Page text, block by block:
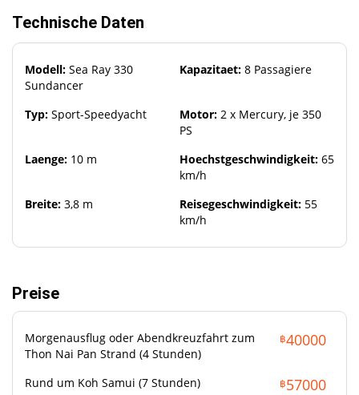
Komfortabel und praktisch
Die Yacht bietet Platz fuer 6 Personen, mit 2 Kabinen und
einer Kombuese. Das Boot verfuegt ueber 3 Kuehlschraenke,
2 Fernseher, 2 Duschkabinen, eine Toilette und eine gut
Yacht ist klimatisiert. Das Deck und die Innenkabine haben
Essbereiche mit komfortablen Sitzgelegenheiten. Am Bug
Plattform zum Schwimmen und ein bequemes Sofa fuer die
Was mitzubringen ist
Badebekleidung
Technische Daten
Modell: Sea Ray 330
Sundancer
Kapazitaet: 8 Passagiere
Typ: Sport-Speedyacht Motor: 2 x Mercury, je 350
PS
Laenge: 10 m Hoechstgeschwindigkeit: 65
km/h
Breite: 3,8 m Reisegeschwindigkeit: 55
km/h
Preise
Morgenausflug oder Abendkreuzfahrt zum
Thon Nai Pan Strand (4 Stunden)
฿40000
Rund um Koh Samui (7 Stunden) ฿57000